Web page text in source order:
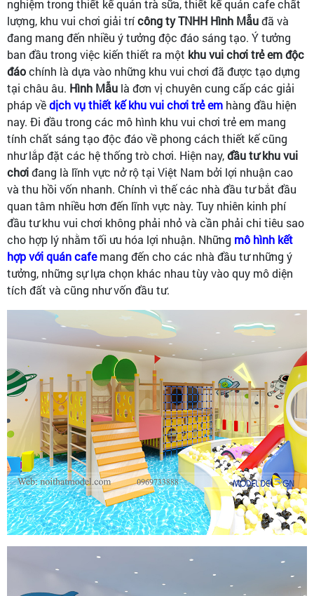
nghiệm trong thiết kế quán trà sữa, thiết kế quán cafe chất
lượng, khu vui chơi giải trícông ty TNHH Hình Mẫuđã và
đang mang đến nhiều ý tưởng độc đáo sáng tạo. Ý tưởng
ban đầu trong việc kiến thiết ra một khu vui chơi trẻ em độc
đáochính là dựa vào những khu vui chơi đã được tạo dựng
tại châu âu. Hình Mẫu là đơn vị chuyên cung cấp các giải
pháp vềdịch vụ thiết kế khu vui chơi trẻ em hàng đầu hiện
nay. Đi đầu trong các mô hình khu vui chơi trẻ em mang
tính chất sáng tạo độc đáo về phong cách thiết kế cũng
như lắp đặt các hệ thống trò chơi. Hiện nay,đầu tư khu vui
chơiđang là lĩnh vực nở rộ tại Việt Nam bởi lợi nhuận cao
và thu hồi vốn nhanh. Chính vì thế các nhà đầu tư bắt đầu
quan tâm nhiều hơn đến lĩnh vực này. Tuy nhiên kinh phí
đầu tư khu vui chơi không phải nhỏ và cần phải chi tiêu sao
cho hợp lý nhằm tối ưu hóa lợi nhuận. Những mô hình kết
hợp với quán cafemang đến cho các nhà đầu tư những ý
tưởng, những sự lựa chọn khác nhau tùy vào quy mô diện
tích đất và cũng như vốn đầu tư.